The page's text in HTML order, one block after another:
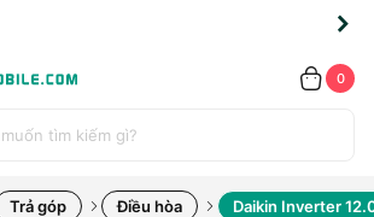
0
Trả góp Điều hòa Daikin Inverter